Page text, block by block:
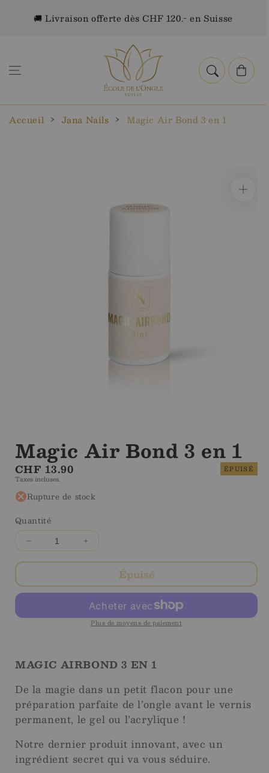
contenu🚚 Livraison offerte dès CHF 120.- en Suisse
Panier
Accueil Jana Nails Magic Air Bond 3 en 1
1
dans
la
modale
Magic Air Bond 3 en 1
Prix
régulier
CHF 13.90
ÉPUISÉ
Taxes incluses.
Rupture de stock
Quantité
Diminuer
la
pour
Magic
Bond
1
Augmenter
la
quantité
pour
Magic
Air
Bond
1
Épuisé
Plus de moyens de paiement
MAGIC AIRBOND 3 EN 1
De la magie dans un petit flacon pour une
préparation parfaite de l’ongle avant le vernis
permanent, le gel ou l’acrylique !
Notre dernier produit innovant, avec un
ingrédient secret qui va vous séduire.